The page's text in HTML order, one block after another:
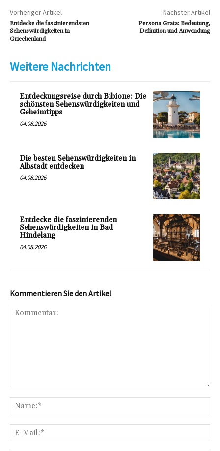
Vorheriger Artikel
Entdecke die faszinierendsten
Sehenswürdigkeiten in
Griechenland
Nächster Artikel
Persona Grata: Bedeutung,
Definition und Anwendung
Weitere Nachrichten
Entdeckungsreise durch Bibione: Die
schönsten Sehenswürdigkeiten und
Geheimtipps
04.08.2026
Die besten Sehenswürdigkeiten in
Albstadt entdecken
04.08.2026
Entdecke die faszinierenden
Sehenswürdigkeiten in Bad
Hindelang
04.08.2026
Kommentieren Sie den Artikel